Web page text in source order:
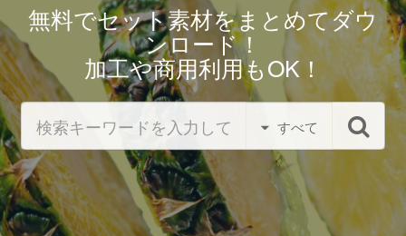
無料でセット素材をまとめてダウ
ンロード！
加工や商用利用もOK！
すべて